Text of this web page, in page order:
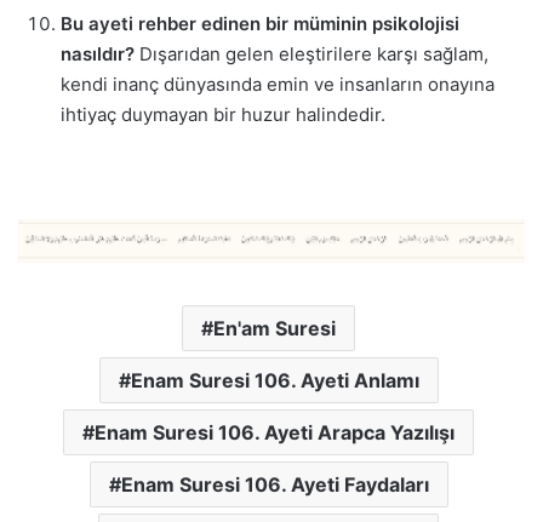
Bu ayeti rehber edinen bir müminin psikolojisi
nasıldır? Dışarıdan gelen eleştirilere karşı sağlam,
kendi inanç dünyasında emin ve insanların onayına
ihtiyaç duymayan bir huzur halindedir.
En'am Suresi
Enam Suresi 106. Ayeti Anlamı
Enam Suresi 106. Ayeti Arapca Yazılışı
Enam Suresi 106. Ayeti Faydaları